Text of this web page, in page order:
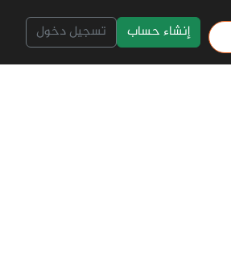
إنشاء حساب تسجيل دخول